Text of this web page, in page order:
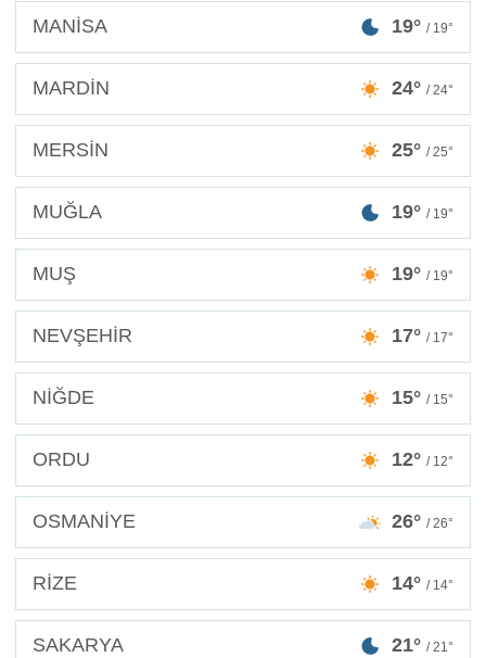
MANİSA 19° / 19°
MARDİN 24° / 24°
MERSİN 25° / 25°
MUĞLA 19° / 19°
MUŞ 19° / 19°
NEVŞEHİR 17° / 17°
NİĞDE 15° / 15°
ORDU 12° / 12°
OSMANİYE 26° / 26°
RİZE 14° / 14°
SAKARYA 21° / 21°